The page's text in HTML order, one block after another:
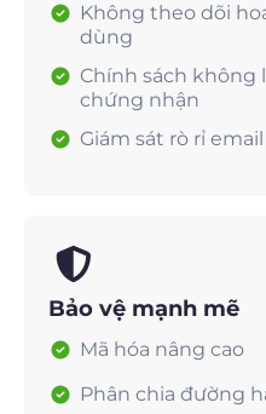
Không theo dõi
dùng
Chính sách không
chứng nhận
Giám sát rò rỉ email
Bảo vệ mạnh mẽ
Mã hóa nâng cao
Phân chia đường